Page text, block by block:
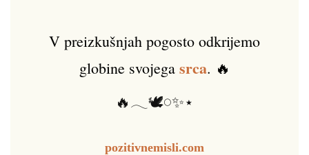
V preizkušnjah pogosto odkrijemo
globine svojega srca. 🔥
🔥𓂃🕊️𓏸✨⋆
pozitivnemisli.com